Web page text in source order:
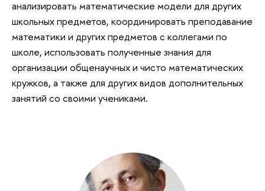
анализировать математические модели для других
школьных предметов, координировать преподавание
математики и других предметов с коллегами по
школе, использовать полученные знания для
организации общенаучных и чисто математических
кружков, а также для других видов дополнительных
занятий со своими учениками.